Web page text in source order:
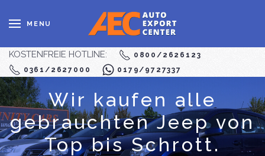
MENU
KOSTENFREIE HOTLINE:
0800/2626123
0361/2627000
0179/9727337
Wir kaufen alle
gebrauchten Jeep von
Top bis Schrott.